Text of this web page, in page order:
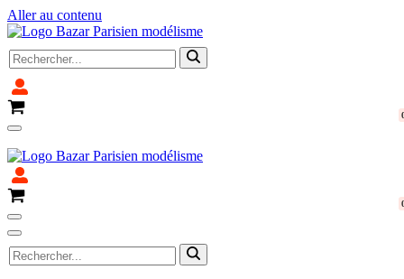
Aller au contenu
Rechercher...
Panier
Menu
de
navigation
Panier
Menu
de
navigation
Menu
de
navigation
Rechercher...